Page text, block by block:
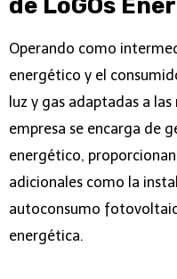
Operando como
energético y el
luz y gas adaptadas a
empresa se encarga de
energético,
adicionales como la
autoconsumo
energética.